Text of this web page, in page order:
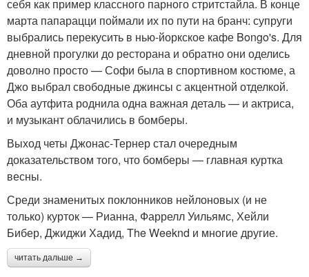
себя как пример классного парного стритстайла. В конце
марта папарацци поймали их по пути на бранч: супруги
выбрались перекусить в нью-йоркское кафе Bongo's. Для
дневной прогулки до ресторана и обратно они оделись
доволно просто — Софи была в спортивном костюме, а
Джо выбрал свободные джинсы с акцентной отделкой.
Оба аутфита роднила одна важная деталь — и актриса,
и музыкант облачились в бомберы.
Выход четы Джонас-Тернер стал очередным
доказательством того, что бомберы — главная куртка
весны.
Среди знаменитых поклонников нейлоновых (и не
только) курток — Рианна, Фаррелл Уильямс, Хейли
Бибер, Джиджи Хадид, The Weeknd и многие другие.
читать дальше →